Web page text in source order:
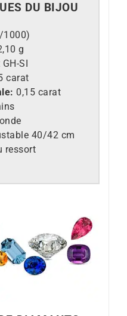
DU BIJOU
1000)
g
GH-SI
carat
0,15 carat
40/42 cm
ressort